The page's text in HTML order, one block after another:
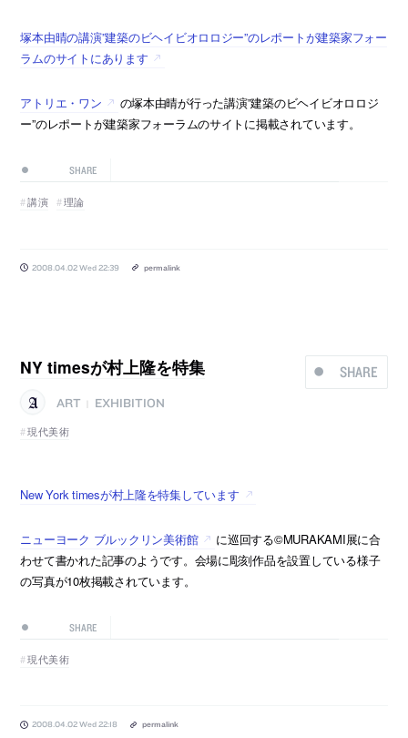
塚本由晴の講演”建築のビヘイビオロロジー”のレポートが建築家フォー
ラムのサイトにあります
アトリエ・ワン
の塚本由晴が行った講演”建築のビヘイビオロロジ
ー”のレポートが建築家フォーラムのサイトに掲載されています。
SHARE
講演 理論
2008.04.02 Wed 22:39 permalink
SHARE
NY timesが村上隆を特集
ART
EXHIBITION
現代美術
New York timesが村上隆を特集しています
ニューヨーク ブルックリン美術館
に巡回する©MURAKAMI展に合
わせて書かれた記事のようです。会場に彫刻作品を設置している様子
の写真が10枚掲載されています。
SHARE
現代美術
2008.04.02 Wed 22:18 permalink